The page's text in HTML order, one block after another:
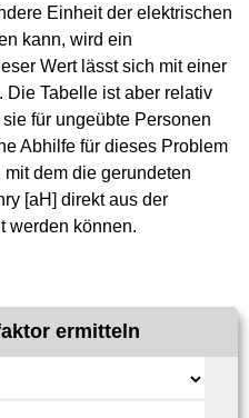
Einheit der elektrischen
kann, wird ein
Wert lässt sich mit einer
Die Tabelle ist aber relativ
für ungeübte Personen
Abhilfe für dieses Problem
dem die gerundeten
[aH] direkt aus der
werden können.
ermitteln